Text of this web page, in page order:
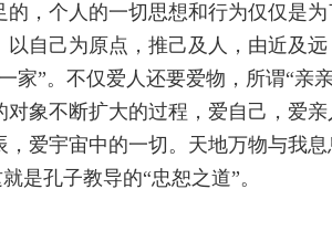
的，个人的一切思想和行为仅仅是
以自己为原点，推己及人，由近及
家”。不仅爱人还要爱物，所谓“亲
对象不断扩大的过程，爱自己，爱
，爱宇宙中的一切。天地万物与我
是孔子教导的“忠恕之道”。